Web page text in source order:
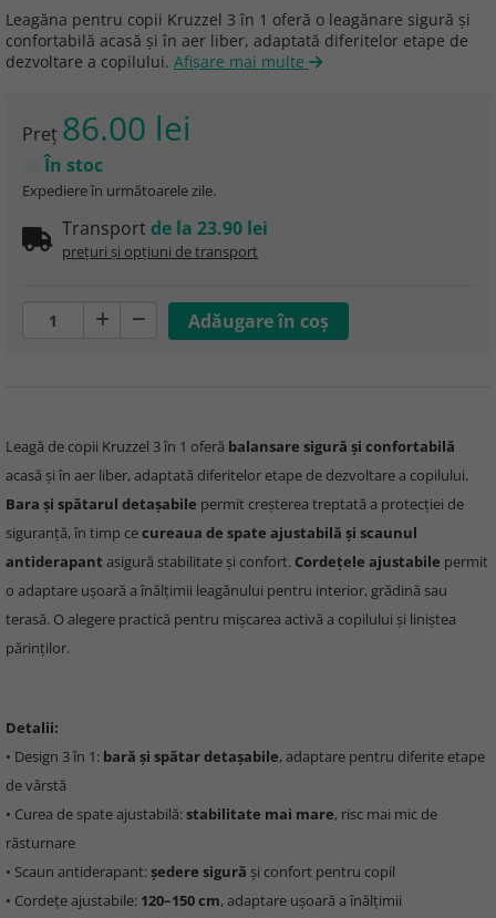
Leagăna pentru copii Kruzzel 3 în 1 oferă o leagănare sigură și
confortabilă acasă și în aer liber, adaptată diferitelor etape de
dezvoltare a copilului. Afişare mai multe
Preţ 86.00 lei
În stoc
Expediere în următoarele zile.
Transport de la 23.90 lei
prețuri și opțiuni de transport
Leagă de copii Kruzzel 3 în 1 oferă balansare sigură și confortabilă
acasă și în aer liber, adaptată diferitelor etape de dezvoltare a copilului.
Bara și spătarul detașabile permit creșterea treptată a protecției de
siguranță, în timp cecureaua de spate ajustabilă și scaunul
antiderapant asigură stabilitate și confort. Cordețele ajustabile permit
o adaptare ușoară a înălțimii leagănului pentru interior, grădină sau
terasă. O alegere practică pentru mișcarea activă a copilului și liniștea
părinților.
Detalii:
• Design 3 în 1: bară și spătar detașabile, adaptare pentru diferite etape
de vârstă
• Curea de spate ajustabilă:stabilitate mai mare, risc mai mic de
răsturnare
• Scaun antiderapant:ședere sigură și confort pentru copil
• Cordețe ajustabile: 120–150 cm, adaptare ușoară a înălțimii